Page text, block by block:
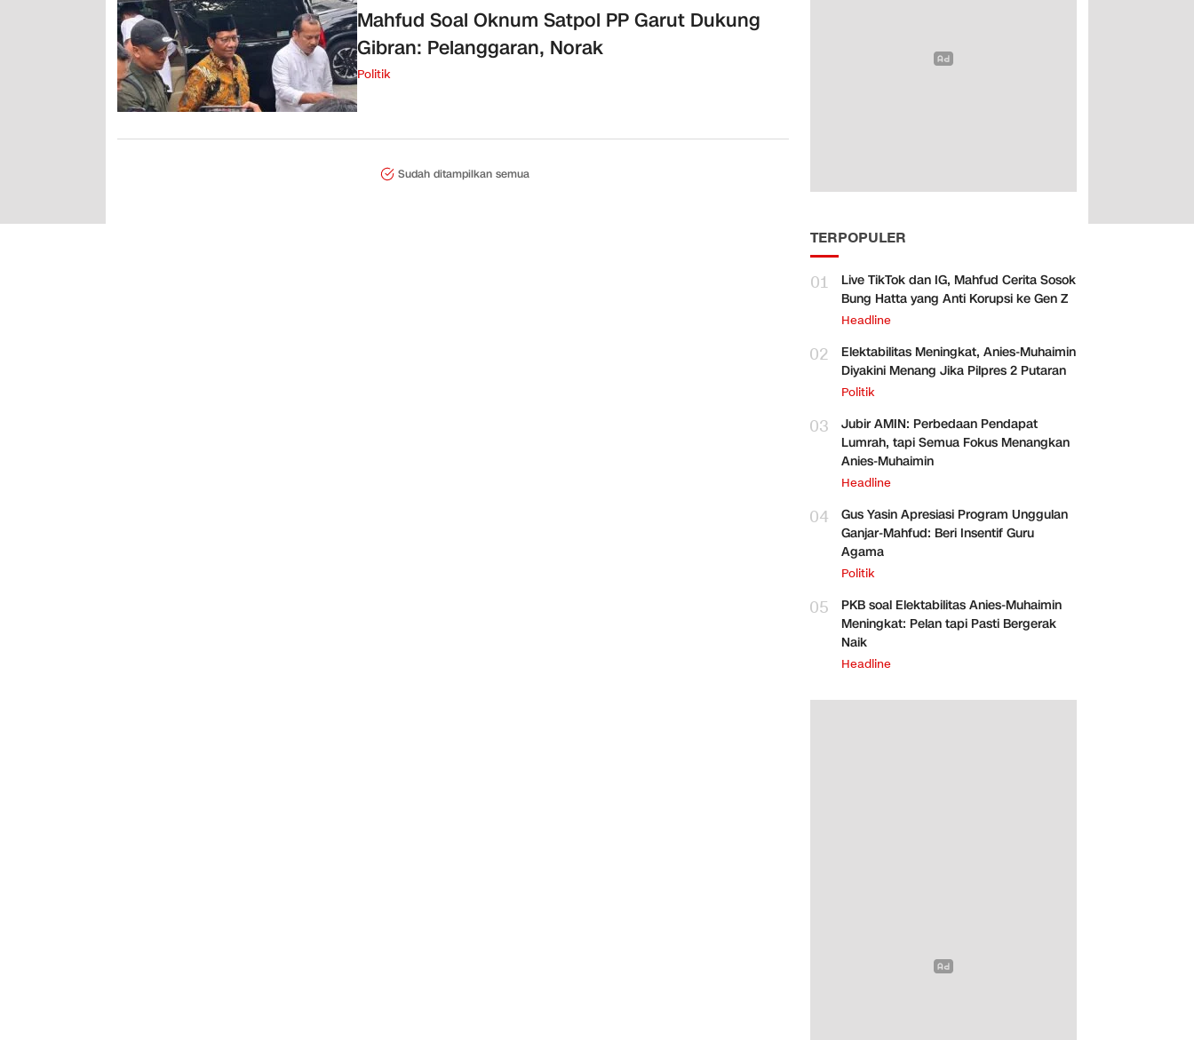
Mahfud Soal Oknum Satpol PP Garut Dukung
Gibran: Pelanggaran, Norak
Politik
Sudah ditampilkan semua
TERPOPULER
01
Live TikTok dan IG, Mahfud Cerita Sosok
Bung Hatta yang Anti Korupsi ke Gen Z
Headline
02
Elektabilitas Meningkat, Anies-Muhaimin
Diyakini Menang Jika Pilpres 2 Putaran
Politik
03
Jubir AMIN: Perbedaan Pendapat
Lumrah, tapi Semua Fokus Menangkan
Anies-Muhaimin
Headline
04
Gus Yasin Apresiasi Program Unggulan
Ganjar-Mahfud: Beri Insentif Guru
Agama
Politik
05
PKB soal Elektabilitas Anies-Muhaimin
Meningkat: Pelan tapi Pasti Bergerak
Naik
Headline